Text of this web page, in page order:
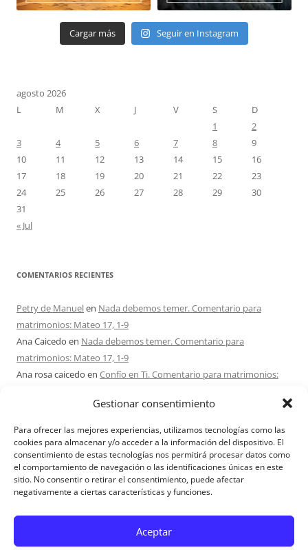
Gestionar consentimiento
Para ofrecer las mejores experiencias, utilizamos tecnologías como las
cookies para almacenar y/o acceder a la información del dispositivo. El
consentimiento de estas tecnologías nos permitirá procesar datos como
el comportamiento de navegación o las identificaciones únicas en este
sitio. No consentir o retirar el consentimiento, puede afectar
negativamente a ciertas características y funciones.
Aceptar
Cargar más Seguir en Instagram
agosto 2026
L
M X J V S
D
1
2
3
4 5 6 7 8
9
10
11 12 13 14 15
16
17
18 19 20 21 22
23
24
25 26 27 28 29
30
31
« Jul
COMENTARIOS RECIENTES
Petry de Manuelen Nada debemos temer. Comentario para
matrimonios: Mateo 17, 1-9
Ana Caicedo en Nada debemos temer. Comentario para
matrimonios: Mateo 17, 1-9
Ana rosa caicedo en Confío en Ti. Comentario para matrimonios:
en¿Ser o hacer? Comentario para Matrimonios:
Mateo 15, 1-2. 10-14
Maria Asuncion Herrero Mendezen¿Ser o hacer? Comentario para
Matrimonios: Mateo 15, 1-2. 10-14